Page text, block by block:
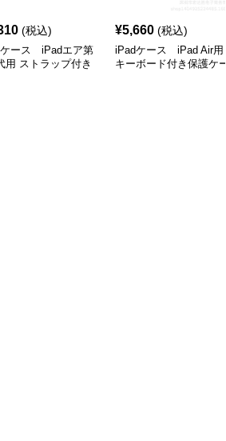
(税込)
ース iPadエア第
用 ストラップ付き
¥5,660 (税込)
iPadケース iPad Air用
キーボード付き保護ケー